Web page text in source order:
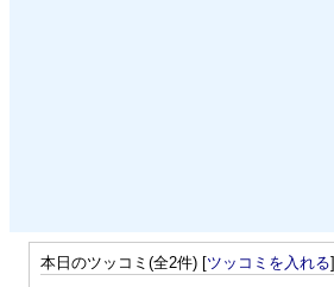
本日のツッコミ(全2件) [ツッコミを入れる]